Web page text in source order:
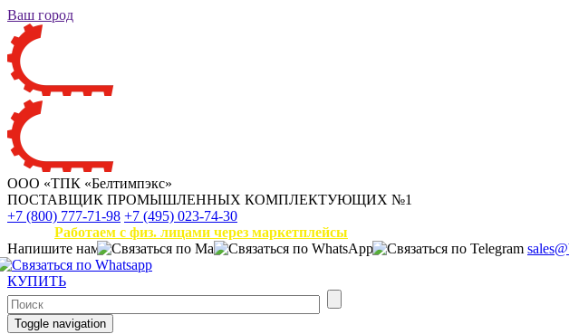
Ваш город
ООО «ТПК «Белтимпэкс»
ПОСТАВЩИК ПРОМЫШЛЕННЫХ КОМПЛЕКТУЮЩИХ №1
+7 (800) 777-71-98 +7 (495) 023-74-30
Работаем с физ. лицами через маркетплейсы
Напишите нам
КУПИТЬ
Toggle navigation